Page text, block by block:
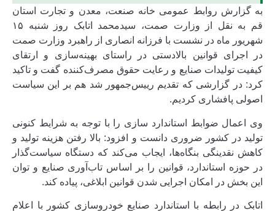
به گزارش روابط عمومی خانه صنعت، معدن و تجارت استان
قم به نقل از وزارت صمت، سیدمحمد اتابک روز شنبه ۱۵
شهریور ماه در نشست با فرزانه انصاری از راهبرد وزارت صمت
در اجرای قوانین بالادستی در راستای بهینه‌سازی و ارتقای
کیفیت تولیدات صنایع و رعایت حقوق مصرف‌کننده گفت و تاکید
کرد: در گزارشی که تقدیم رییس‌جمهور شد هم بر این سیاست
اصولی پافشاری کردیم.
وی اعمال ضوابط استاندارد سازی را با توجه به شرایط کنونی
تولید در کشور ضروری دانست و افزود: بالا رفتن هزینه تولید و
کاهش نقدینگی بنگاه‌ها، ایجاب می‌کند که دستگاه سیاست‌گذار
در حوزه استاندارد، قوانین را بر اساس تاب‌آوری صنایع و توان
این بخش در امکان اجرایی شدن قوانین ابلاغی، پیاده کند.
اتابک در رابطه با استاندارد صنایع خودروسازی کشور با اعلام